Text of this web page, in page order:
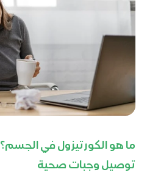
ما هو الكورتيزول في الجسم؟
توصيل وجبات صحية